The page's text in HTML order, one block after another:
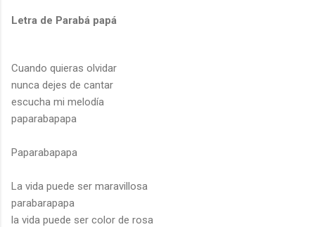
Letra de Parabá papá
Cuando quieras olvidar
nunca dejes de cantar
escucha mi melodía
paparabapapa
Paparabapapa
La vida puede ser maravillosa
parabarapapa
la vida puede ser color de rosa